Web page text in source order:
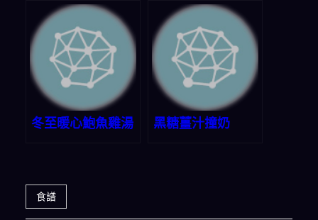
冬至暖心鮑魚雞湯 黑糖薑汁撞奶
食譜